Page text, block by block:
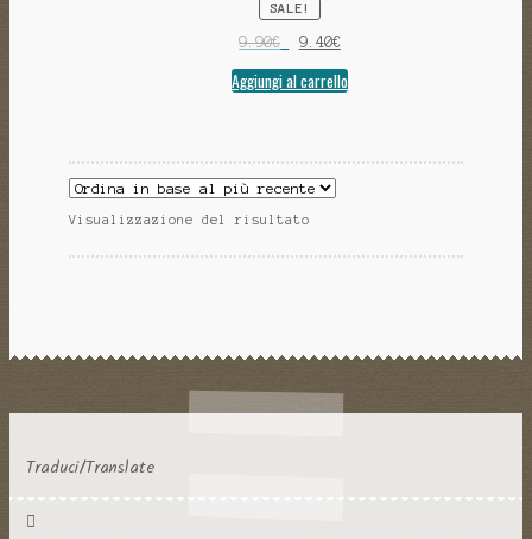
SALE!
9.90€ 9.40€
Aggiungi al carrello
Visualizzazione del risultato
Traduci/Translate